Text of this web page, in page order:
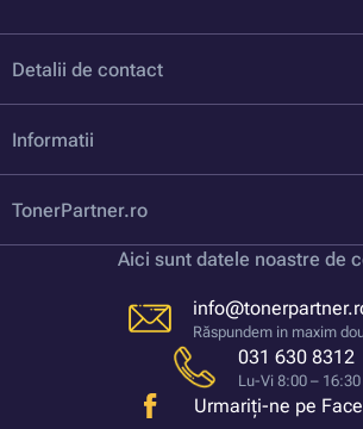
Detalii de contact
Informatii
TonerPartner.ro
Aici sunt datele noastre de
Răspundem in maxim
031 630 8312
Lu-Vi 8:00 – 16:30
Urmariți-ne pe